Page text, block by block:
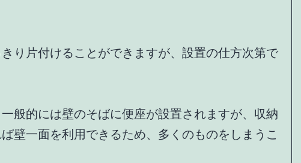
り片付けることができますが、設置の仕方次第で
般的には壁のそばに便座が設置されますが、収納
壁一面を利用できるため、多くのものをしまうこ